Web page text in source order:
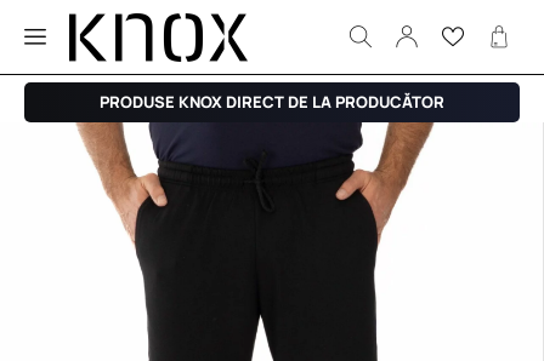
PRODUSE KNOX DIRECT DE LA PRODUCĂTOR